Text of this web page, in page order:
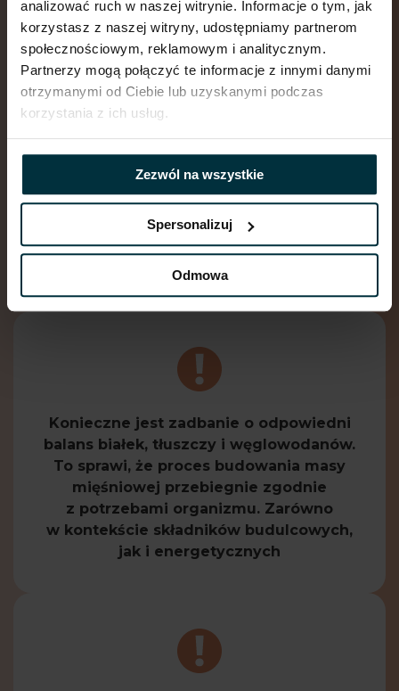
analizować ruch w naszej witrynie. Informacje o tym, jak
korzystasz z naszej witryny, udostępniamy partnerom
społecznościowym, reklamowym i analitycznym.
Partnerzy mogą połączyć te informacje z innymi danymi
otrzymanymi od Ciebie lub uzyskanymi podczas
korzystania z ich usług.
Zezwól na wszystkie
Spersonalizuj
Odmowa
Dieta aby zbudować pośladki
— podsumowanie
Podczas budowania masy mięśni
pośladkowych systematycznie zwiększaj
kalorie w diecie, dzięki temu
organizmowi niezbędne składniki wraz
z rosnącym zapotrzebowaniem
Konieczne jest zadbanie o odpowiedni
balans białek, tłuszczy i węglowodanów.
To sprawi, że proces budowania masy
mięśniowej przebiegnie zgodnie
z potrzebami organizmu. Zarówno
w kontekście składników budulcowych,
jak i energetycznych